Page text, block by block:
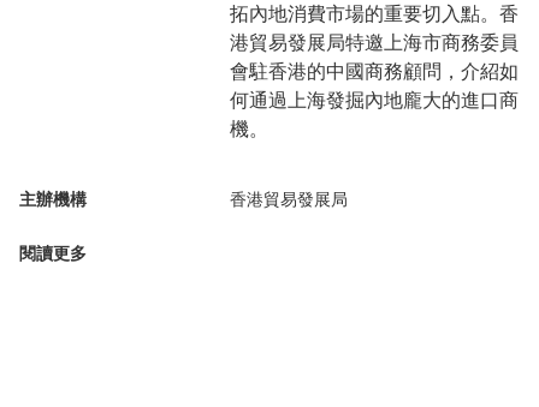
拓內地消費市場的重要切入點。香
港貿易發展局特邀上海市商務委員
會駐香港的中國商務顧問，介紹如
何通過上海發掘內地龐大的進口商
機。
主辦機構 香港貿易發展局
閱讀更多